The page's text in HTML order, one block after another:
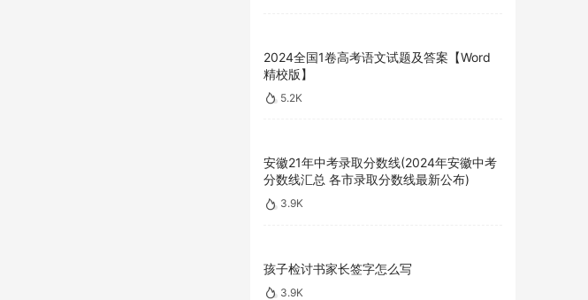
2024全国1卷高考语文试题及答案【Word
精校版】
5.2K
安徽21年中考录取分数线(2024年安徽中考
分数线汇总 各市录取分数线最新公布)
3.9K
孩子检讨书家长签字怎么写
3.9K